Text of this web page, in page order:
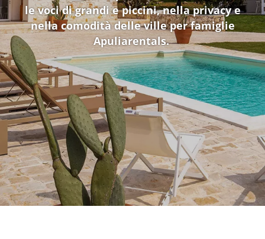
le voci di grandi e piccini, nella privacy e
nella comodità delle ville per famiglie
Apuliarentals.